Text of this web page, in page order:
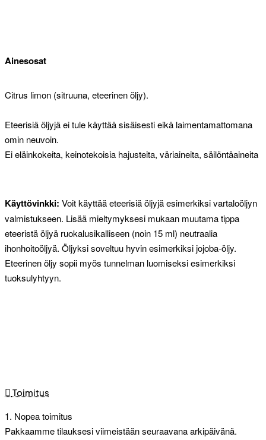
Ainesosat
Citrus limon (sitruuna, eteerinen öljy).
Eteerisiä öljyjä ei tule käyttää sisäisesti eikä laimentamattomana
omin neuvoin.
Ei eläinkokeita, keinotekoisia hajusteita, väriaineita, säilöntäaineita
Käyttövinkki: Voit käyttää eteerisiä öljyjä esimerkiksi vartaloöljyn
valmistukseen. Lisää mieltymyksesi mukaan muutama tippa
eteeristä öljyä ruokalusikalliseen (noin 15 ml) neutraalia
ihonhoitoöljyä. Öljyksi soveltuu hyvin esimerkiksi jojoba-öljy.
Eteerinen öljy sopii myös tunnelman luomiseksi esimerkiksi
tuoksulyhtyyn.
Toimitus
1. Nopea toimitus
Pakkaamme tilauksesi viimeistään seuraavana arkipäivänä.